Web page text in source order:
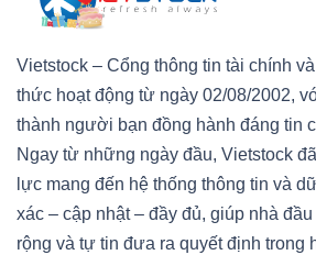
Vietstock – Cổng thông tin tài chính
thức hoạt động từ ngày 02/08/2002,
thành người bạn đồng hành đáng tin
Ngay từ những ngày đầu, Vietstock
lực mang đến hệ thống thông tin và
xác – cập nhật – đầy đủ, giúp nhà
rộng và tự tin đưa ra quyết định trong